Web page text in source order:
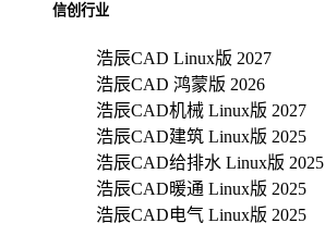
信创行业
浩辰CAD Linux版 2027
浩辰CAD 鸿蒙版 2026
浩辰CAD机械 Linux版 2027
浩辰CAD建筑 Linux版 2025
浩辰CAD给排水 Linux版 2025
浩辰CAD暖通 Linux版 2025
浩辰CAD电气 Linux版 2025